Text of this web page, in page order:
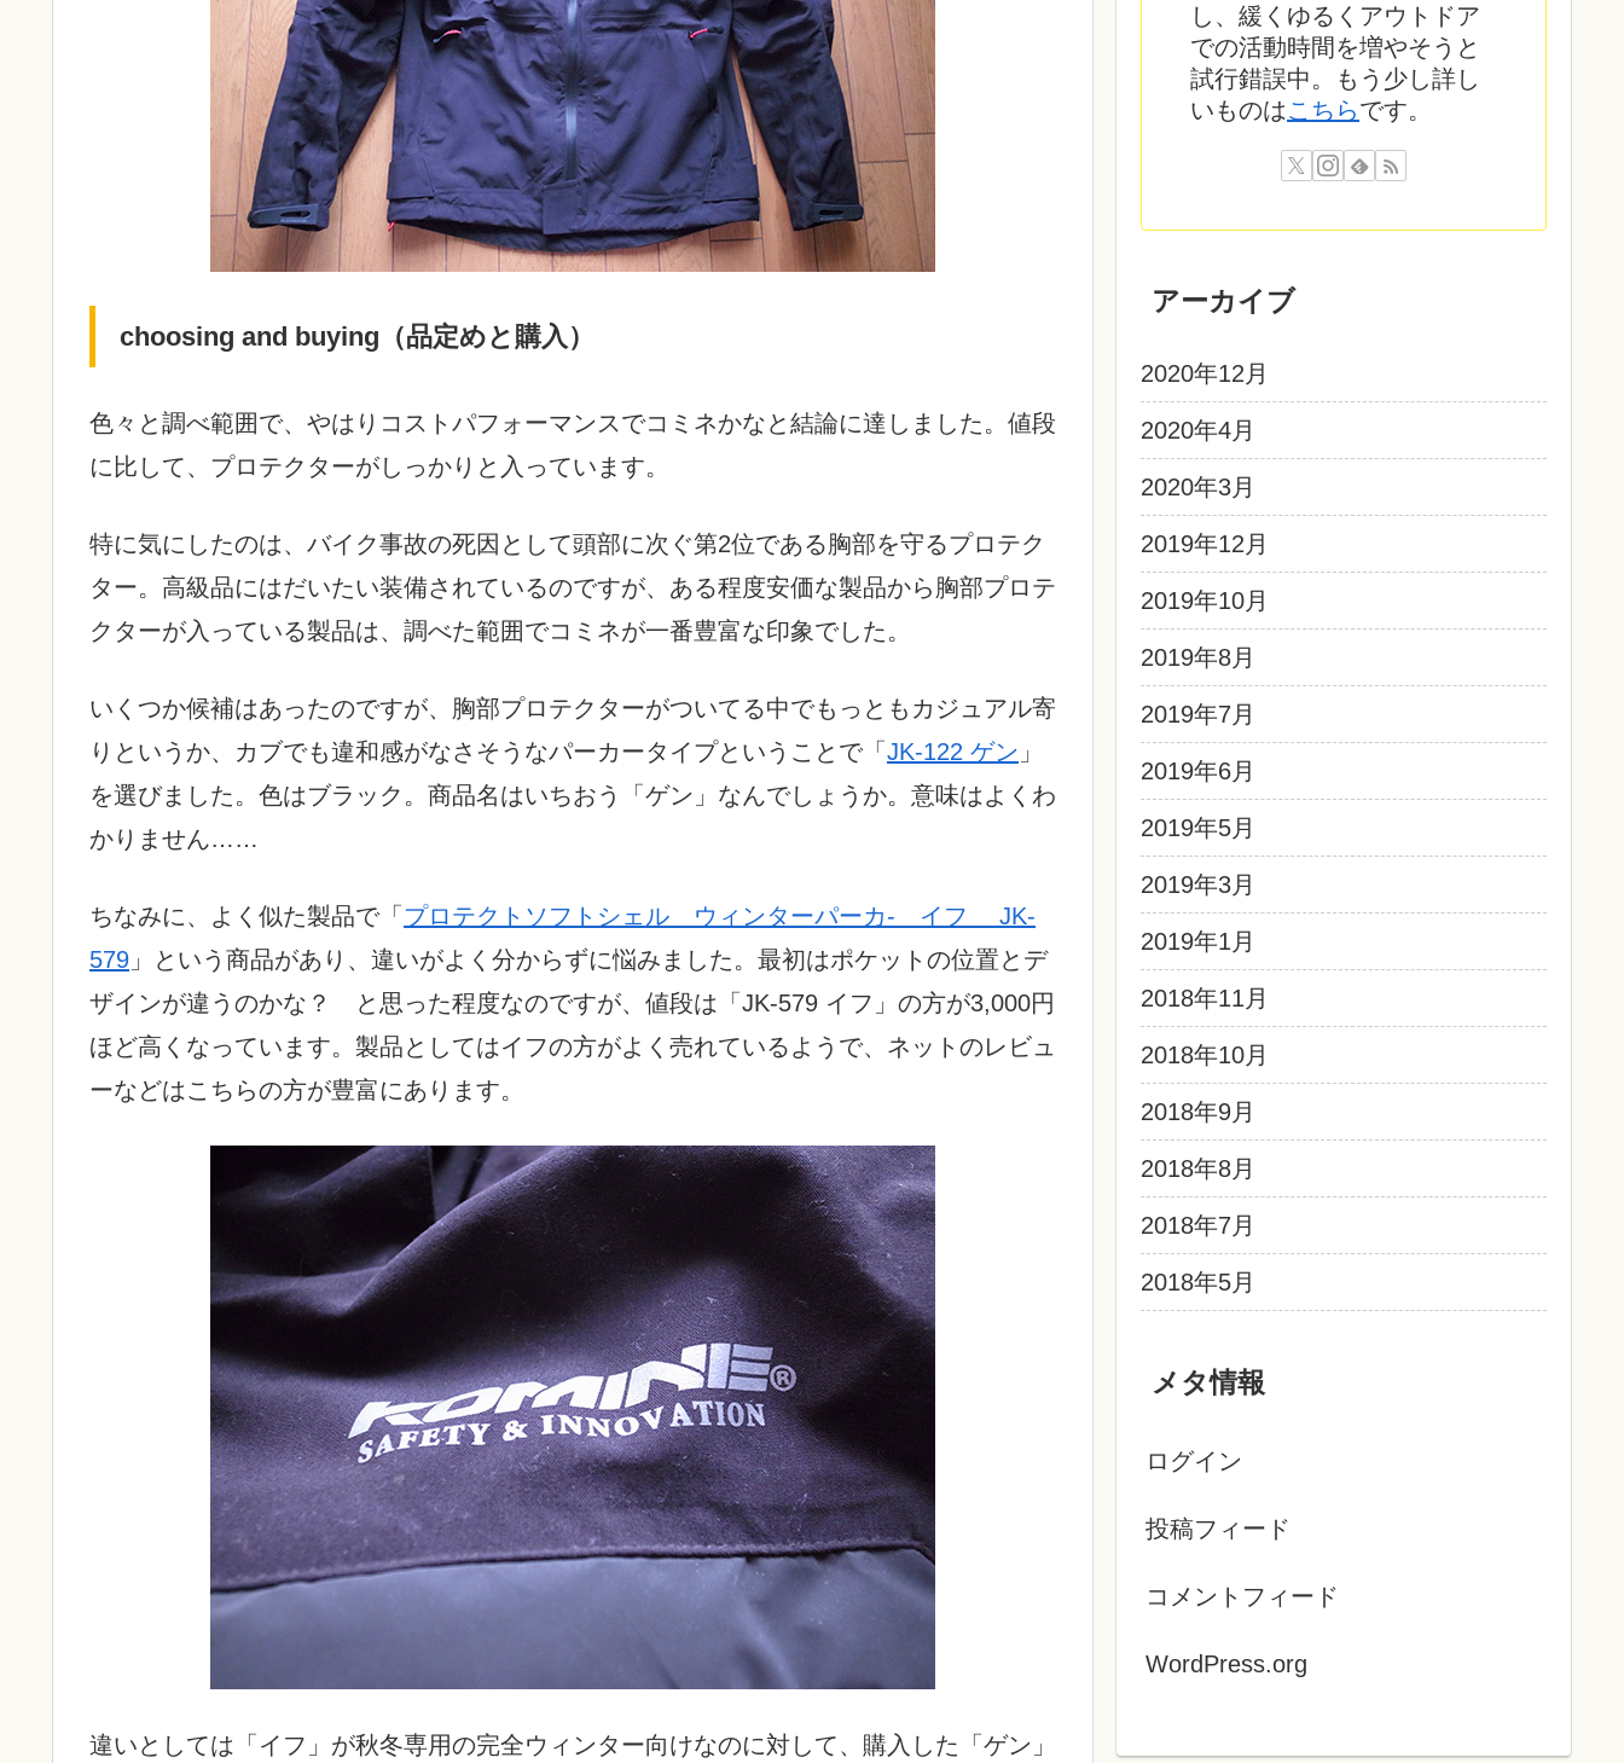
choosing and buying（品定めと購入）
色々と調べ範囲で、やはりコストパフォーマンスでコミネかなと結論に達しました。値段
に比して、プロテクターがしっかりと入っています。
特に気にしたのは、バイク事故の死因として頭部に次ぐ第2位である胸部を守るプロテク
ター。高級品にはだいたい装備されているのですが、ある程度安価な製品から胸部プロテ
クターが入っている製品は、調べた範囲でコミネが一番豊富な印象でした。
いくつか候補はあったのですが、胸部プロテクターがついてる中でもっともカジュアル寄
りというか、カブでも違和感がなさそうなパーカータイプということで「 JK-122 ゲン 」
を選びました。色はブラック。商品名はいちおう「ゲン」なんでしょうか。意味はよくわ
かりません……
ちなみに、よく似た製品で「 プロテクトソフトシェル ウィンターパーカ- イフ JK-
579 」という商品があり、違いがよく分からずに悩みました。最初はポケットの位置とデ
ザインが違うのかな？ と思った程度なのですが、値段は「JK-579 イフ」の方が3,000円
ほど高くなっています。製品としてはイフの方がよく売れているようで、ネットのレビュ
ーなどはこちらの方が豊富にあります。
違いとしては「イフ」が秋冬専用の完全ウィンター向けなのに対して、購入した「ゲン」
し、緩くゆるくアウトドア
での活動時間を増やそうと
試行錯誤中。もう少し詳し
いものはこちらです。
アーカイブ
2020年12月
2020年4月
2020年3月
2019年12月
2019年10月
2019年8月
2019年7月
2019年6月
2019年5月
2019年3月
2019年1月
2018年11月
2018年10月
2018年9月
2018年8月
2018年7月
2018年5月
メタ情報
ログイン
投稿フィード
コメントフィード
WordPress.org